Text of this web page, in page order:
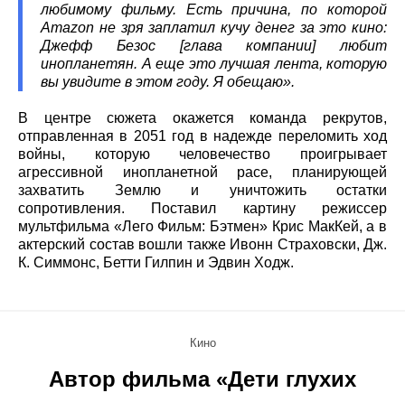
любимому фильму. Есть причина, по которой
Amazon не зря заплатил кучу денег за это кино:
Джефф Безос [глава компании] любит
инопланетян. А еще это лучшая лента, которую
вы увидите в этом году. Я обещаю».
В центре сюжета окажется команда рекрутов,
отправленная в 2051 год в надежде переломить ход
войны, которую человечество проигрывает
агрессивной инопланетной расе, планирующей
захватить Землю и уничтожить остатки
сопротивления. Поставил картину режиссер
мультфильма «Лего Фильм: Бэтмен» Крис МакКей, а в
актерский состав вошли также Ивонн Страховски, Дж.
К. Симмонс, Бетти Гилпин и Эдвин Ходж.
Кино
Автор фильма «Дети глухих